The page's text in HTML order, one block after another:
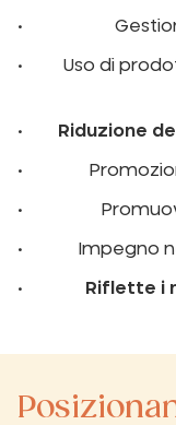
Uso di
Riduzione
Impegno
Riflette i